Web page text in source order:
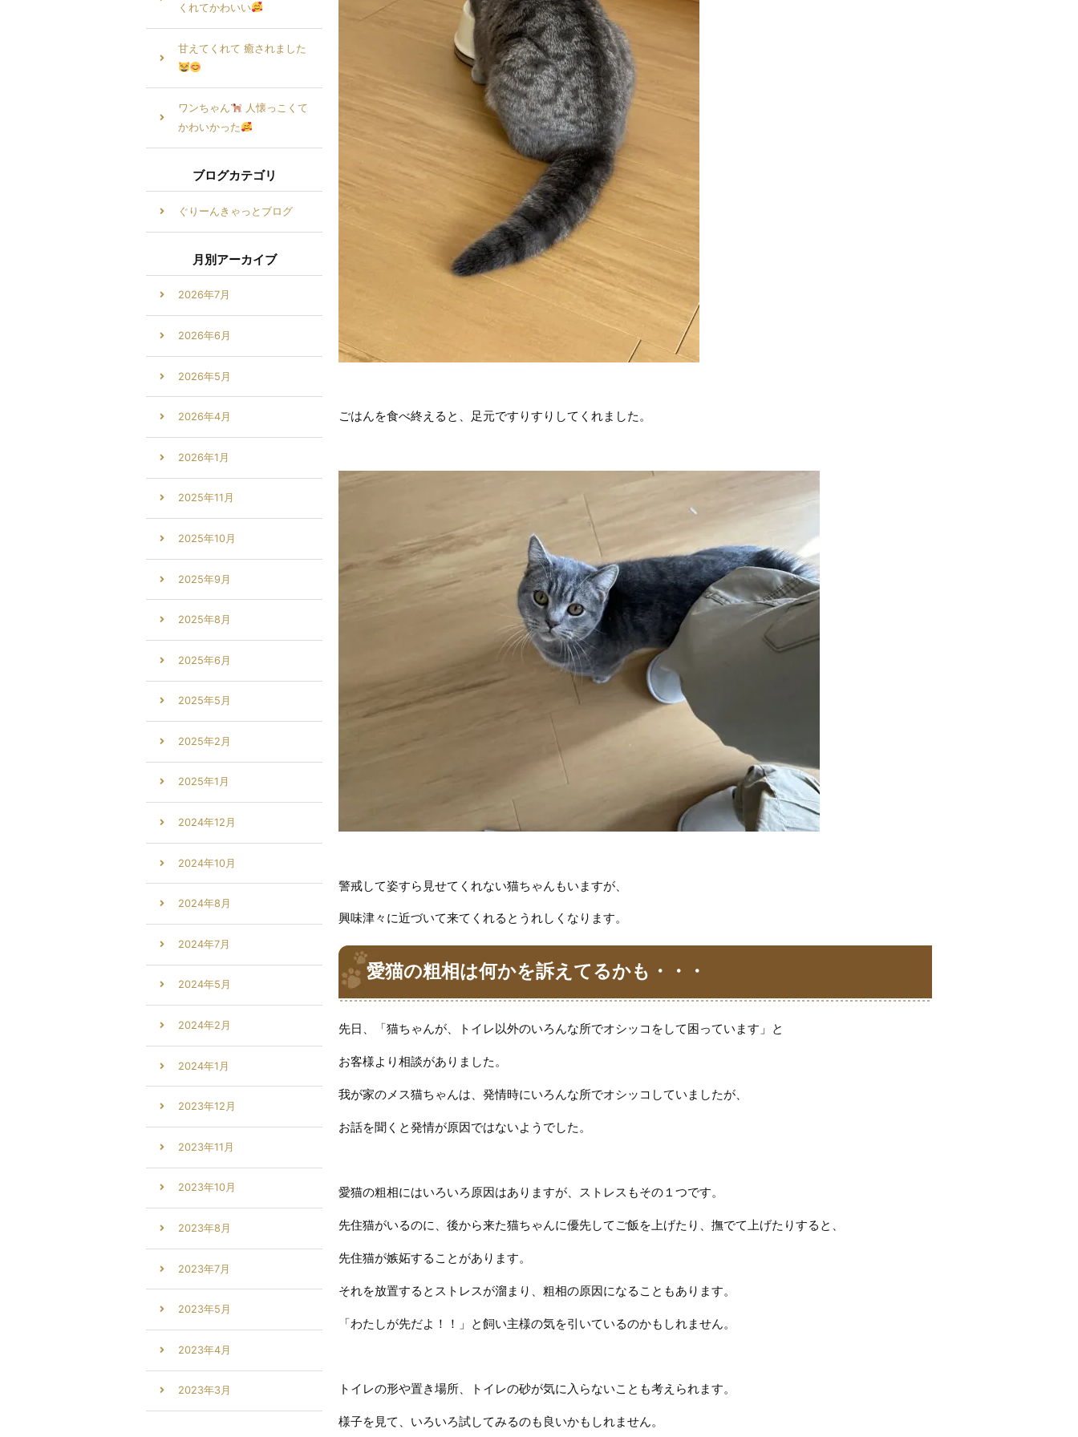
ごはんを食べ終えると、足元ですりすりしてくれました。
警戒して姿すら見せてくれない猫ちゃんもいますが、
興味津々に近づいて来てくれるとうれしくなります。
愛猫の粗相は何かを訴えてるかも・・・
先日、「猫ちゃんが、トイレ以外のいろんな所でオシッコをして困っています」と
お客様より相談がありました。
我が家のメス猫ちゃんは、発情時にいろんな所でオシッコしていましたが、
お話を聞くと発情が原因ではないようでした。
愛猫の粗相にはいろいろ原因はありますが、ストレスもその１つです。
先住猫がいるのに、後から来た猫ちゃんに優先してご飯を上げたり、撫でて上げたりすると、
先住猫が嫉妬することがあります。
それを放置するとストレスが溜まり、粗相の原因になることもあります。
「わたしが先だよ！！」と飼い主様の気を引いているのかもしれません。
トイレの形や置き場所、トイレの砂が気に入らないことも考えられます。
様子を見て、いろいろ試してみるのも良いかもしれません。
くれてかわいい
甘えてくれて 癒されました
ワンちゃん
人懐っこくて
かわいかった
ブログカテゴリ
ぐりーんきゃっとブログ
月別アーカイブ
2026年7月
2026年6月
2026年5月
2026年4月
2026年1月
2025年11月
2025年10月
2025年9月
2025年8月
2025年6月
2025年5月
2025年2月
2025年1月
2024年12月
2024年10月
2024年8月
2024年7月
2024年5月
2024年2月
2024年1月
2023年12月
2023年11月
2023年10月
2023年8月
2023年7月
2023年5月
2023年4月
2023年3月